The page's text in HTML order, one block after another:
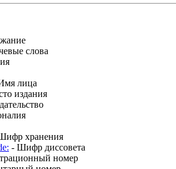
слова
лица
издания
хранения
- Шифр диссовета
номер